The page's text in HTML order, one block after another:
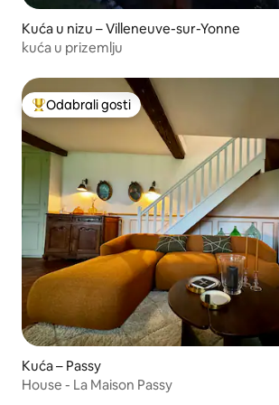
Kuća u nizu – Villeneuve-sur-Yonne
kuća u prizemlju
Među najviše rangiranima s oznakom
Odabrali gosti
Kuća – Passy
House - La Maison Passy